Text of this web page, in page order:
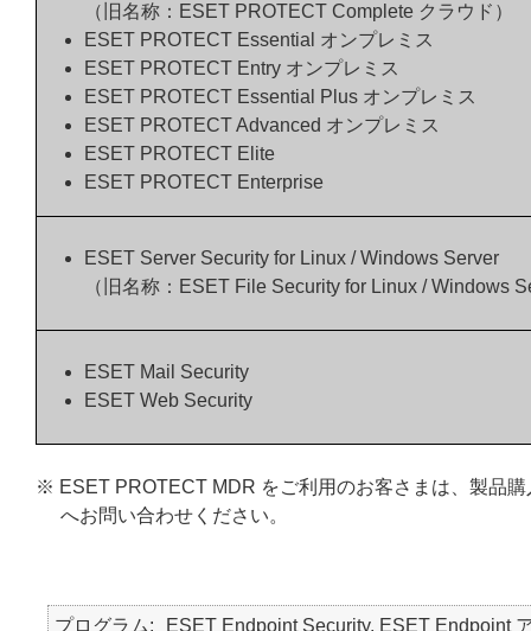
（旧名称：ESET PROTECT Complete クラウド）
ESET PROTECT Essential オンプレミス
ESET PROTECT Entry オンプレミス
ESET PROTECT Essential Plus オンプレミス
ESET PROTECT Advanced オンプレミス
ESET PROTECT Elite
ESET PROTECT Enterprise
ESET Server Security for Linux / Windows Server
（旧名称：ESET File Security for Linux / Windows
ESET Mail Security
ESET Web Security
※ ESET PROTECT MDR をご利用のお客さまは、製品
へお問い合わせください。
プログラム
ESET Endpoint Security, ESET Endpoint